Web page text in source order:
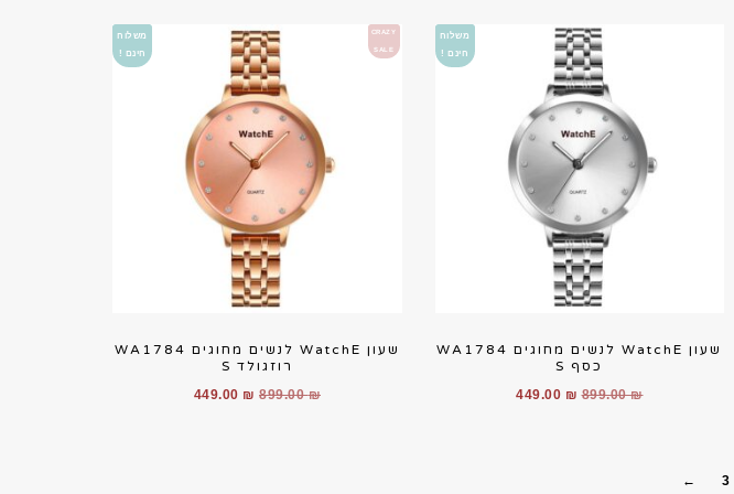
399.00 ₪.
399.00 ₪.
משלוח
חינם !
שעון WatchE לנשים מחוגים WA1784
כסף S
899.00₪
המחיר
449.00 ₪
המחיר
CRAZY
SALE
משלוח
חינם !
שעון WatchE לנשים מחוגים WA1784
רוזגולד S
899.00₪
המחיר
449.00 ₪
המחיר
3
←